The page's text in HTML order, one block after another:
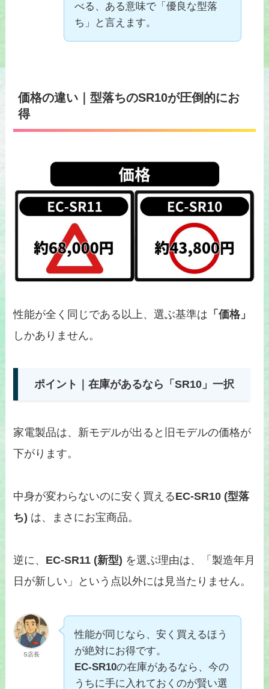
べる、ある意味で「優良な型落
ち」と言えます。
価格の違い ｜型落ちのSR10が圧倒的にお
得
性能が全く同じである以上、選ぶ基準は 「価格」
しかありません。
ポイント｜在庫があるなら「SR10」一択
家電製品は、新モデルが出ると旧モデルの価格が
下がります。
中身が変わらないのに安く買えるEC-SR10 (型落
ち) は、まさにお宝商品。
逆に、 EC-SR11 (新型) を選ぶ理由は、「製造年月
日が新しい」という点以外には見当たりません。
S店長
性能が同じなら、安く買えるほう
が絶対にお得です。
EC-SR10の在庫があるなら、今の
うちに手に入れておくのが賢い選